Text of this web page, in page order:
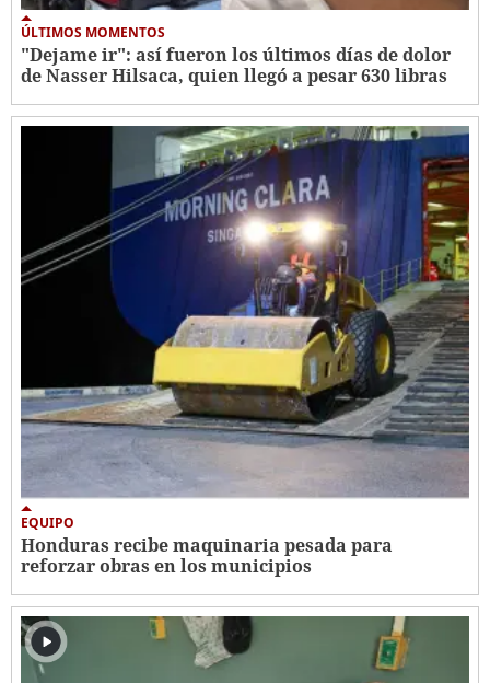
ÚLTIMOS MOMENTOS
"Dejame ir": así fueron los últimos días de dolor
de Nasser Hilsaca, quien llegó a pesar 630 libras
EQUIPO
Honduras recibe maquinaria pesada para
reforzar obras en los municipios